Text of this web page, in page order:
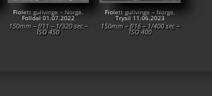
Fiolett gullvinge – Norge,
Folldal 01.07.2022
150mm – f/11 – 1/320 sec –
ISO 450
Fiolett gullvinge – Norge,
Trysil 11.06.2023
150mm – f/16 – 1/400 sec –
ISO 400